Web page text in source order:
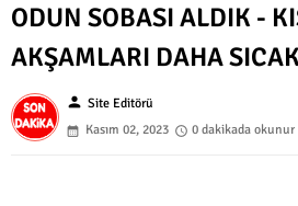
ODUN SOBASI ALDIK -
AKŞAMLARI DAHA
person Site Editörü
Kasım 02, 2023
0 dakikada okunur